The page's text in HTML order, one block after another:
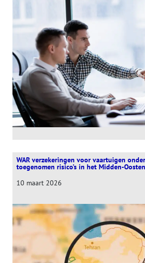
WAR verzekeringen voor vaartuigen
toegenomen risico’s in het Midden-Oosten
10 maart 2026